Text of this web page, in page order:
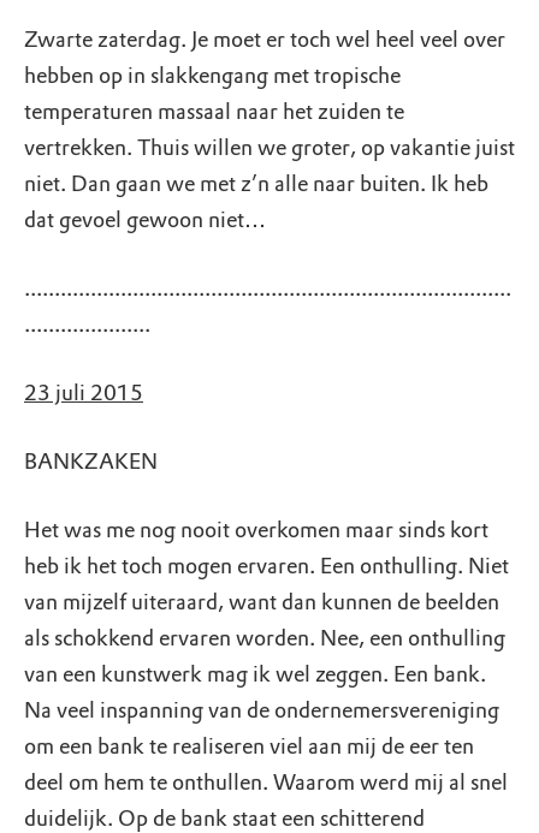
Zwarte zaterdag. Je moet er toch wel heel veel over
hebben op in slakkengang met tropische
temperaturen massaal naar het zuiden te
vertrekken. Thuis willen we groter, op vakantie juist
niet. Dan gaan we met z’n alle naar buiten. Ik heb
dat gevoel gewoon niet…
.................................................................................
.....................
23 juli 2015
BANKZAKEN
Het was me nog nooit overkomen maar sinds kort
heb ik het toch mogen ervaren. Een onthulling. Niet
van mijzelf uiteraard, want dan kunnen de beelden
als schokkend ervaren worden. Nee, een onthulling
van een kunstwerk mag ik wel zeggen. Een bank.
Na veel inspanning van de ondernemersvereniging
om een bank te realiseren viel aan mij de eer ten
deel om hem te onthullen. Waarom werd mij al snel
duidelijk. Op de bank staat een schitterend